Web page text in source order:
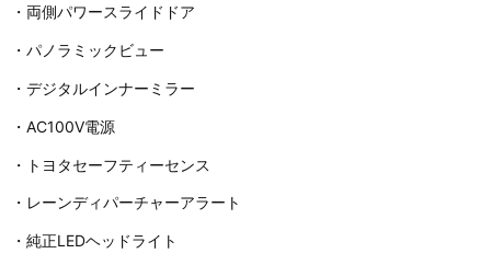
・両側パワースライドドア
・パノラミックビュー
・デジタルインナーミラー
・AC100V電源
・トヨタセーフティーセンス
・レーンディパーチャーアラート
・純正LEDヘッドライト